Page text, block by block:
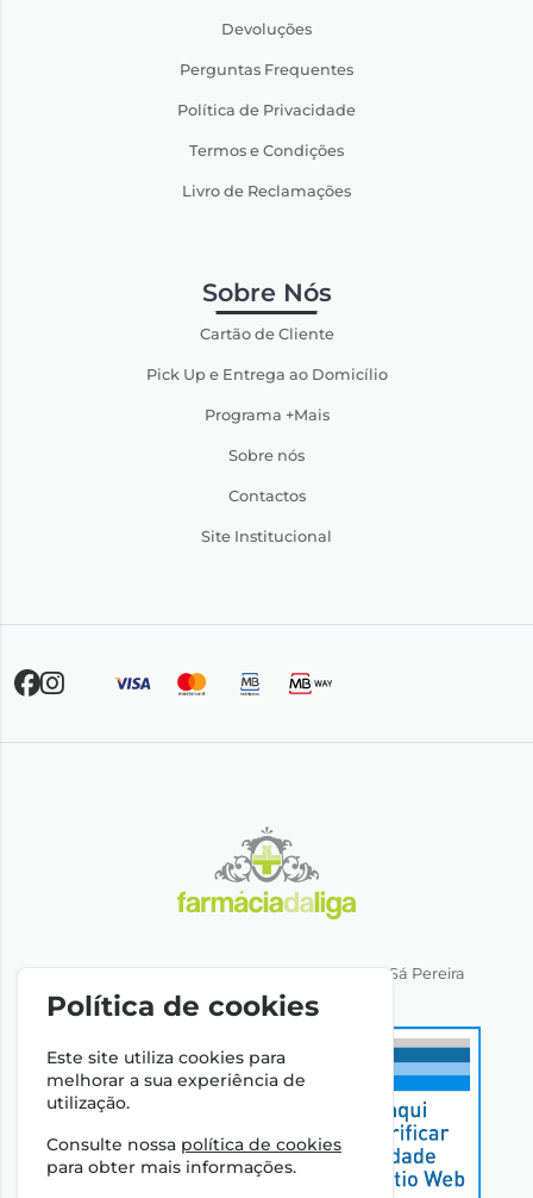
Devoluções
Perguntas Frequentes
Política de Privacidade
Termos e Condições
Livro de Reclamações
Sobre Nós
Cartão de Cliente
Pick Up e Entrega ao Domicílio
Programa +Mais
Sobre nós
Contactos
Site Institucional
Direção Técnica: Dra. Ana Rita Miranda de Sá Pereira
NIPC: 501064974
Política de cookies
Este site utiliza cookies para
melhorar a sua experiência de
utilização.
Consulte nossa política de cookies
para obter mais informações.